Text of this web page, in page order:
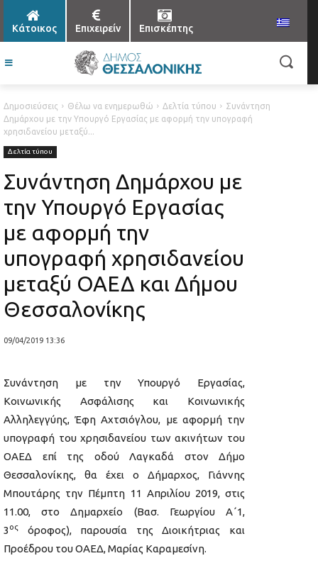
Κάτοικος Επιχειρείν Επισκέπτης
Δημοσιεύσεις Θέλω να ενημερωθώ Δελτία τύπου
Συνάντηση
Δημάρχου με την Υπουργό Εργασίας με αφορμή την υπογραφή
χρησιδανείου μεταξύ...
Δελτία τύπου
Συνάντηση Δημάρχου με
την Υπουργό Εργασίας
με αφορμή την
υπογραφή χρησιδανείου
μεταξύ ΟΑΕΔ και Δήμου
Θεσσαλονίκης
09/04/2019 13:36
Συνάντηση με την Υπουργό Εργασίας,
Κοινωνικής Ασφάλισης και Κοινωνικής
Αλληλεγγύης, Έφη Αχτσιόγλου, με αφορμή την
υπογραφή του χρησιδανείου των ακινήτων του
ΟΑΕΔ επί της οδού Λαγκαδά στον Δήμο
Θεσσαλονίκης, θα έχει ο Δήμαρχος, Γιάννης
Μπουτάρης την Πέμπτη 11 Απριλίου 2019, στις
11.00, στο Δημαρχείο (Βασ. Γεωργίου Α΄1,
3 ος
όροφος), παρουσία της Διοικήτριας και
Προέδρου του ΟΑΕΔ, Μαρίας Καραμεσίνη.